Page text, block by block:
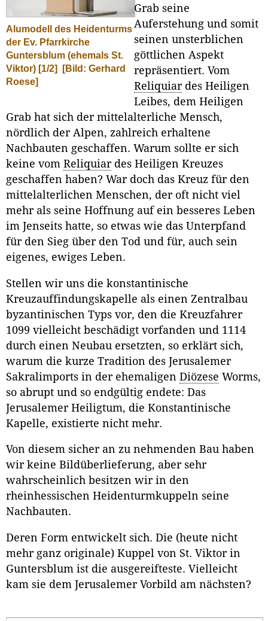
Alumodell des Heidenturms
der Ev. Pfarrkirche
Guntersblum (ehemals St.
Viktor) [1/2]
[Bild: Gerhard
Roese]
Grab seine
Auferstehung und somit
seinen unsterblichen
göttlichen Aspekt
repräsentiert. Vom
Reliquiardes Heiligen
Leibes, dem Heiligen
Grab hat sich der mittelalterliche Mensch,
nördlich der Alpen, zahlreich erhaltene
Nachbauten geschaffen. Warum sollte er sich
keine vom Reliquiardes Heiligen Kreuzes
geschaffen haben? War doch das Kreuz für den
mittelalterlichen Menschen, der oft nicht viel
mehr als seine Hoffnung auf ein besseres Leben
im Jenseits hatte, so etwas wie das Unterpfand
für den Sieg über den Tod und für, auch sein
eigenes, ewiges Leben.
Stellen wir uns die konstantinische
Kreuzauffindungskapelle als einen Zentralbau
byzantinischen Typs vor, den die Kreuzfahrer
1099 vielleicht beschädigt vorfanden und 1114
durch einen Neubau ersetzten, so erklärt sich,
warum die kurze Tradition des Jerusalemer
Sakralimports in der ehemaligen Diözese Worms,
so abrupt und so endgültig endete: Das
Jerusalemer Heiligtum, die Konstantinische
Kapelle, existierte nicht mehr.
Von diesem sicher an zu nehmenden Bau haben
wir keine Bildüberlieferung, aber sehr
wahrscheinlich besitzen wir in den
rheinhessischen Heidenturmkuppeln seine
Nachbauten.
Deren Form entwickelt sich. Die (heute nicht
mehr ganz originale) Kuppel von St. Viktor in
Guntersblum ist die ausgereifteste. Vielleicht
kam sie dem Jerusalemer Vorbild am nächsten?